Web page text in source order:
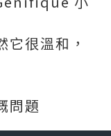
很溫和，
問題